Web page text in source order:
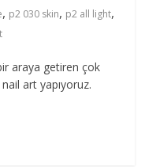
, p2 030 skin, p2 all light,
araya getiren çok
art yapıyoruz.